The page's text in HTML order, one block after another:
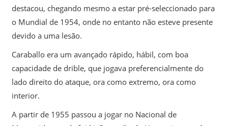
destacou, chegando mesmo a estar pré-seleccionado para
o Mundial de 1954, onde no entanto não esteve presente
devido a uma lesão.
Caraballo era um avançado rápido, hábil, com boa
capacidade de drible, que jogava preferencialmente do
lado direito do ataque, ora como extremo, ora como
interior.
A partir de 1955 passou a jogar no Nacional de